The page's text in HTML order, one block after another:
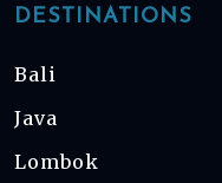
DESTINATIONS
Bali
Java
Lombok